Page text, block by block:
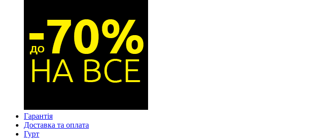
Гарантія
Доставка та оплата
Гурт